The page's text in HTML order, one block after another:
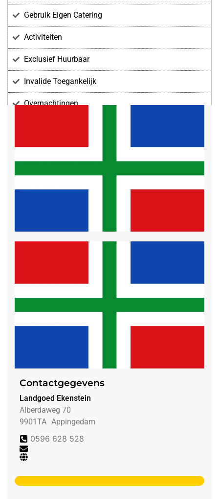
Gebruik Eigen Catering
Activiteiten
Exclusief Huurbaar
Invalide Toegankelijk
Overnachtingen
Contactgegevens
Landgoed Ekenstein
Alberdaweg 70
9901TA Appingedam
0596 628 528